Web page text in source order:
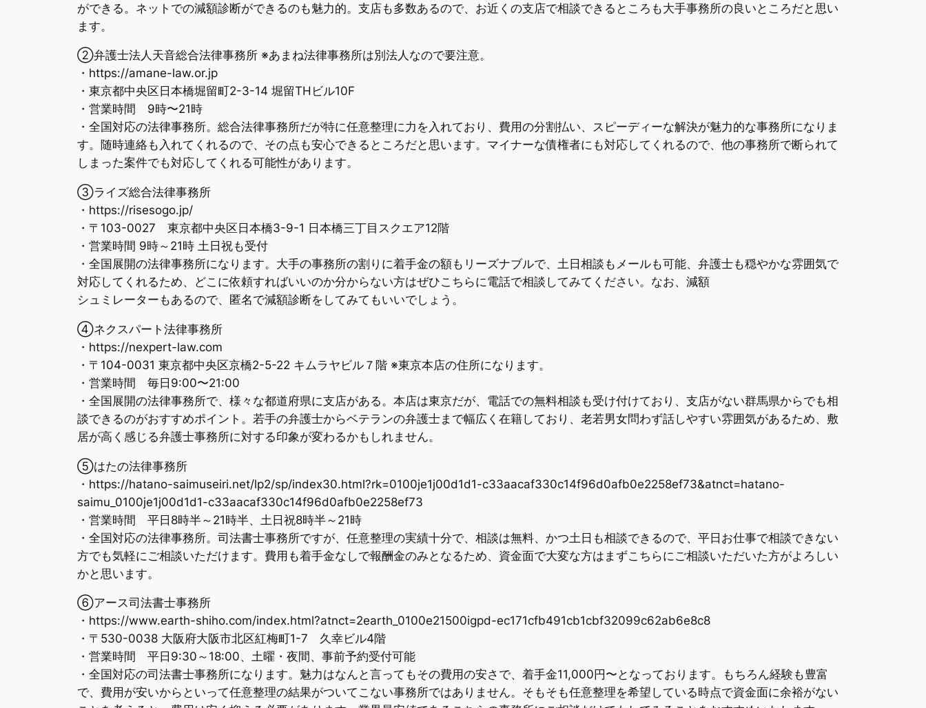
ができる。ネットでの減額診断ができるのも魅力的。支店も多数あるので、お近くの支店で相談できるところも大手事務所の良いところだと思い
ます。
②弁護士法人天音総合法律事務所 ※あまね法律事務所は別法人なので要注意。
・https://amane-law.or.jp
・東京都中央区日本橋堀留町2-3-14 堀留THビル10F
・営業時間 9時〜21時
・全国対応の法律事務所。総合法律事務所だが特に任意整理に力を入れており、費用の分割払い、スピーディーな解決が魅力的な事務所になりま
す。随時連絡も入れてくれるので、その点も安心できるところだと思います。マイナーな債権者にも対応してくれるので、他の事務所で断られて
しまった案件でも対応してくれる可能性があります。
③ライズ総合法律事務所
・https://risesogo.jp/
・〒103-0027 東京都中央区日本橋3-9-1 日本橋三丁目スクエア12階
・営業時間 9時～21時 土日祝も受付
・全国展開の法律事務所になります。大手の事務所の割りに着手金の額もリーズナブルで、土日相談もメールも可能、弁護士も穏やかな雰囲気で
対応してくれるため、どこに依頼すればいいのか分からない方はぜひこちらに電話で相談してみてください。なお、減額
シュミレーターもあるので、匿名で減額診断をしてみてもいいでしょう。
④ネクスパート法律事務所
・https://nexpert-law.com
・〒104-0031 東京都中央区京橋2-5-22 キムラヤビル７階 ※東京本店の住所になります。
・営業時間 毎日9:00〜21:00
・全国展開の法律事務所で、様々な都道府県に支店がある。本店は東京だが、電話での無料相談も受け付けており、支店がない群馬県からでも相
談できるのがおすすめポイント。若手の弁護士からベテランの弁護士まで幅広く在籍しており、老若男女問わず話しやすい雰囲気があるため、敷
居が高く感じる弁護士事務所に対する印象が変わるかもしれません。
⑤はたの法律事務所
・https://hatano-saimuseiri.net/lp2/sp/index30.html?rk=0100je1j00d1d1-c33aacaf330c14f96d0afb0e2258ef73&atnct=hatano-
saimu_0100je1j00d1d1-c33aacaf330c14f96d0afb0e2258ef73
・営業時間 平日8時半～21時半、土日祝8時半～21時
・全国対応の法律事務所。司法書士事務所ですが、任意整理の実績十分で、相談は無料、かつ土日も相談できるので、平日お仕事で相談できない
方でも気軽にご相談いただけます。費用も着手金なしで報酬金のみとなるため、資金面で大変な方はまずこちらにご相談いただいた方がよろしい
かと思います。
⑥アース司法書士事務所
・https://www.earth-shiho.com/index.html?atnct=2earth_0100e21500igpd-ec171cfb491cb1cbf32099c62ab6e8c8
・〒530-0038 大阪府大阪市北区紅梅町1-7 久幸ビル4階
・営業時間 平日9:30～18:00、土曜・夜間、事前予約受付可能
・全国対応の司法書士事務所になります。魅力はなんと言ってもその費用の安さで、着手金11,000円〜となっております。もちろん経験も豊富
で、費用が安いからといって任意整理の結果がついてこない事務所ではありません。そもそも任意整理を希望している時点で資金面に余裕がない